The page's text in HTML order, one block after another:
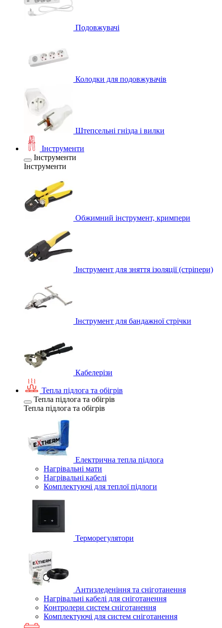
Подовжувачі
Колодки для подовжувачів
Штепсельні гнізда і вилки
Інструменти
Інструменти
Інструменти
Обжимний інструмент, кримпери
Інструмент для зняття ізоляції (стріпери)
Інструмент для бандажної стрічки
Кабелерізи
Тепла підлога та обігрів
Тепла підлога та обігрів
Тепла підлога та обігрів
Електрична тепла підлога
Нагрівальні мати
Нагрівальні кабелі
Комплектуючі для теплої підлоги
Терморегулятори
Антизледеніння та сніготанення
Нагрівальні кабелі для сніготанення
Контролери систем сніготанення
Комплектуючі для систем сніготанення